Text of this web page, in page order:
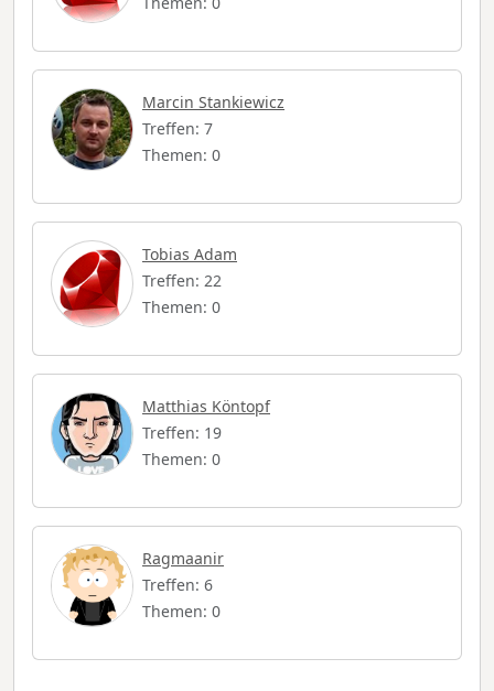
Marcin Stankiewicz
Treffen: 7
Themen: 0
Tobias Adam
Treffen: 22
Themen: 0
Matthias Köntopf
Treffen: 19
Themen: 0
Ragmaanir
Treffen: 6
Themen: 0